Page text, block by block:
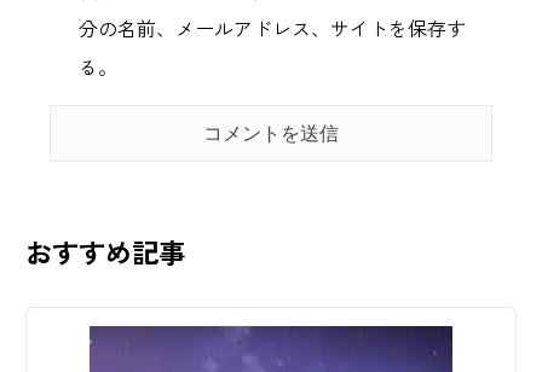
分の名前、メールアドレス、サイトを保存す
る。
おすすめ記事